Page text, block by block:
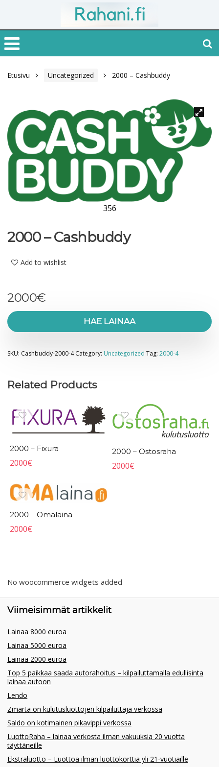
Etusivu Uncategorized 2000 – Cashbuddy
356
2000 – Cashbuddy
Add to wishlist
2000€
HAE LAINAA
SKU: Cashbuddy-2000-4 Category: Uncategorized Tag: 2000-4
Related Products
2000 – Fixura
2000€
2000 – Ostosraha
2000€
2000 – Omalaina
2000€
No woocommerce widgets added
Viimeisimmät artikkelit
Lainaa 8000 euroa
Lainaa 5000 euroa
Lainaa 2000 euroa
Top 5 paikkaa saada autorahoitus – kilpailuttamalla edullisinta
lainaa autoon
Lendo
Zmarta on kulutusluottojen kilpailuttaja verkossa
Saldo on kotimainen pikavippi verkossa
LuottoRaha – lainaa verkosta ilman vakuuksia 20 vuotta
täyttäneille
Ekstraluotto – Luottoa ilman luottokorttia yli 21-vuotiaille